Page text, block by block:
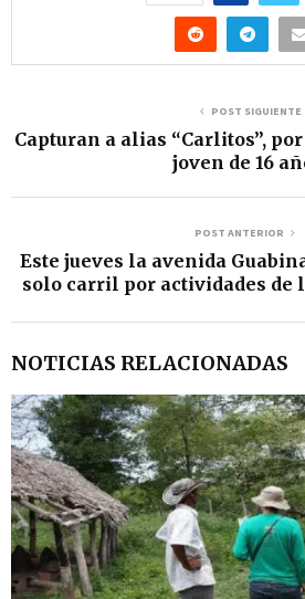
POST SIGUIENTE
Capturan a alias “Carlitos”,
joven de 16
POST ANTERIOR
Este jueves la avenida
solo carril por actividades de
NOTICIAS RELACIONADAS